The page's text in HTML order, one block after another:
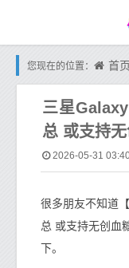
您现在的位置： 首页
三星
总 或支持
2026-05-31
很多朋友不知道
总 或支持无创血
下。